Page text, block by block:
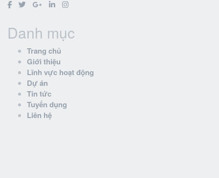
Danh mục
Trang chủ
Giới thiệu
Lĩnh vực hoạt động
Dự án
Tin tức
Tuyển dụng
Liên hệ